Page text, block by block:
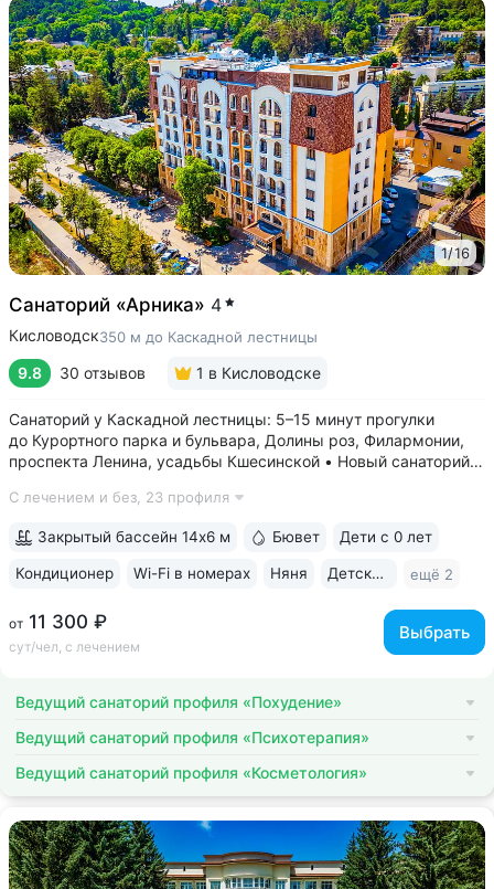
1/16
Санаторий «Арника» 4
Кисловодск350 м до Каскадной лестницы
9.8 30 отзывов 1 в Кисловодске
Санаторий у Каскадной лестницы: 5–15 минут прогулки
до Курортного парка и бульвара, Долины роз, Филармонии,
проспекта Ленина, усадьбы Кшесинской • Новый санаторий,
положительные. Многие гости отмечают, что санаторий
С лечением и без, 23 профиля
от 11 300 ₽
сут/чел, с лечением
Выбрать
Закрытый бассейн 14х6 м Бювет Дети с 0 лет
Кондиционер Wi-Fi в номерах Няня Детская комната ещё 2
Ведущий санаторий профиля «Похудение»
Ведущий санаторий профиля «Психотерапия»
Ведущий санаторий профиля «Косметология»